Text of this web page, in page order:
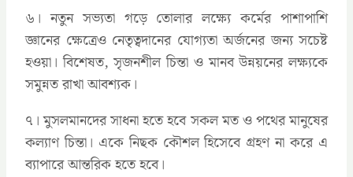
৬। নতুন সভ্যতা গড়ে তোলার লক্ষ্যে কর্মের পাশাপাশি
জ্ঞানের ক্ষেত্রেও নেতৃত্বদানের যোগ্যতা অর্জনের জন্য সচেষ্ট
হওয়া। বিশেষত, সৃজনশীল চিন্তা ও মানব উন্নয়নের লক্ষ্যকে
সমুন্নত রাখা আবশ্যক।
৭। মুসলমানদের সাধনা হতে হবে সকল মত ও পথের মানুষের
কল্যাণ চিন্তা। একে নিছক কৌশল হিসেবে গ্রহণ না করে এ
ব্যাপারে আন্তরিক হতে হবে।